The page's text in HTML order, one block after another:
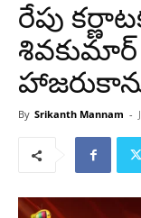
రేపు
By Srikanth Mannam -